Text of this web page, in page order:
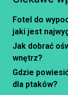
Fotel do
jaki jest
Jak dobrać
wnętrz?
Gdzie
dla ptaków?